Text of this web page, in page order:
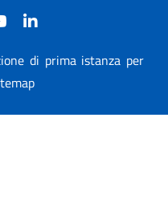
di prima istanza per